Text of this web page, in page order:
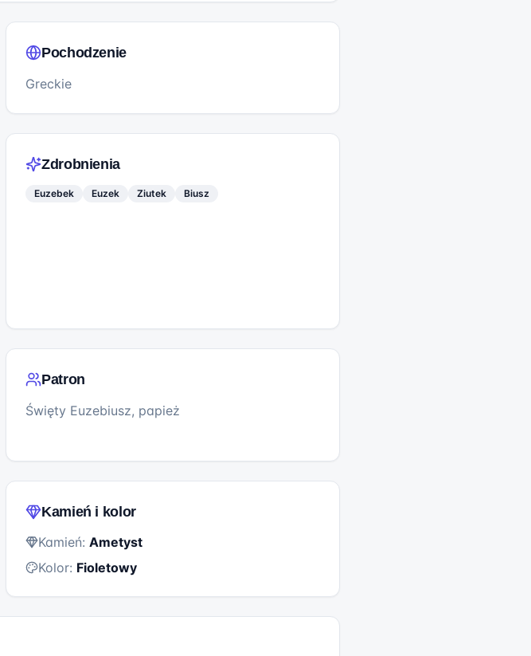
Pochodzenie
Greckie
Zdrobnienia
Euzebek Euzek Ziutek Biusz
Patron
Święty Euzebiusz, papież
Kamień i kolor
Kamień: Ametyst
Kolor: Fioletowy